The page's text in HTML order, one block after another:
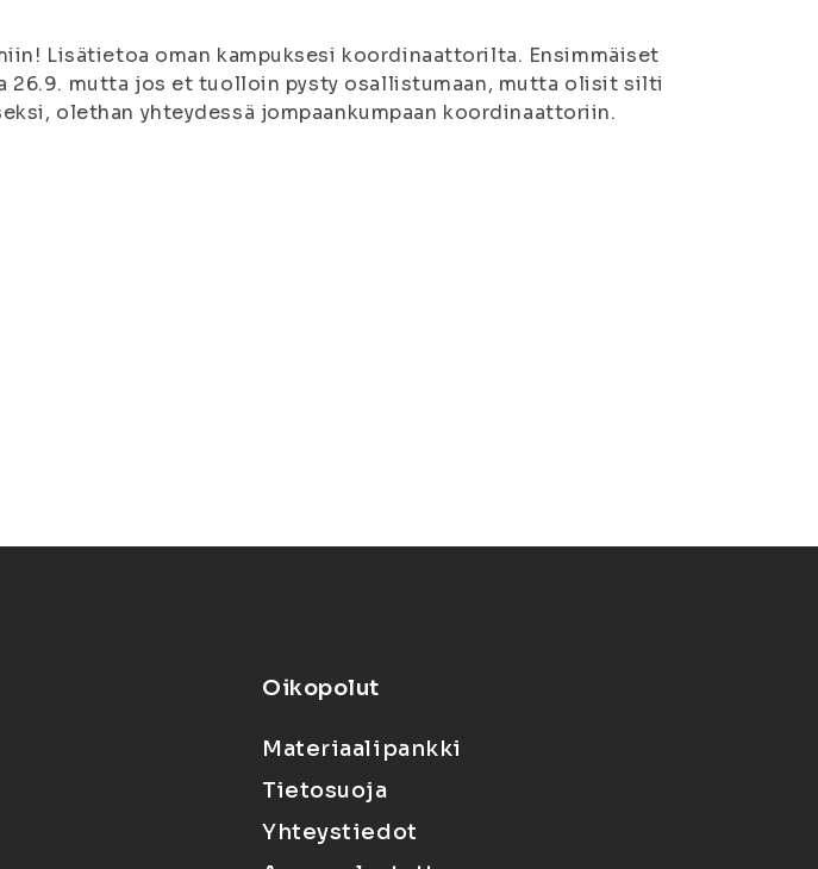
Lisätietoa oman kampuksesi koordinaattorilta. Ensimmäiset
26.9. mutta jos et tuolloin pysty osallistumaan, mutta olisit silti
olethan yhteydessä jompaankumpaan koordinaattoriin.
Oikopolut
Materiaalipankki
Tietosuoja
Yhteystiedot